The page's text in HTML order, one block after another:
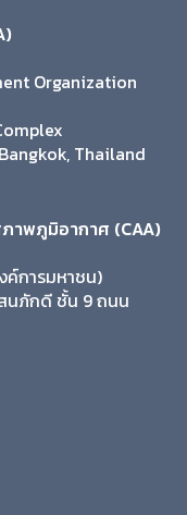
Organization
Thailand
าพภูมิอากาศ (CAA)
ค์การมหาชน)
นภักดี ชั้น 9 ถนน